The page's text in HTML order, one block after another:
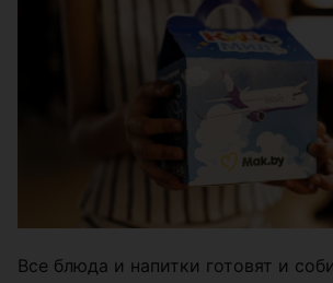
Все блюда и напитки готовят и